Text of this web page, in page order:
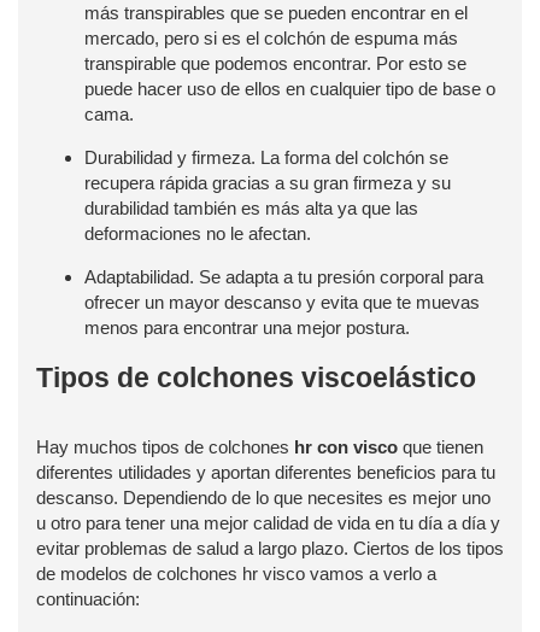
más transpirables que se pueden encontrar en el
mercado, pero si es el colchón de espuma más
transpirable que podemos encontrar. Por esto se
puede hacer uso de ellos en cualquier tipo de base o
cama.
Durabilidad y firmeza. La forma del colchón se
recupera rápida gracias a su gran firmeza y su
durabilidad también es más alta ya que las
deformaciones no le afectan.
Adaptabilidad. Se adapta a tu presión corporal para
ofrecer un mayor descanso y evita que te muevas
menos para encontrar una mejor postura.
Tipos de colchones viscoelástico
Hay muchos tipos de colchones hr con visco que tienen
diferentes utilidades y aportan diferentes beneficios para tu
descanso. Dependiendo de lo que necesites es mejor uno
u otro para tener una mejor calidad de vida en tu día a día y
evitar problemas de salud a largo plazo. Ciertos de los tipos
de modelos de colchones hr visco vamos a verlo a
continuación: